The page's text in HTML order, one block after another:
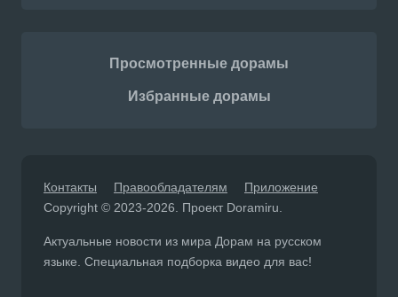
Просмотренные дорамы
Избранные дорамы
Контакты Правообладателям
Приложение
Copyright © 2023-2026. Проект Doramiru.
Актуальные новости из мира Дорам на русском
языке. Специальная подборка видео для вас!